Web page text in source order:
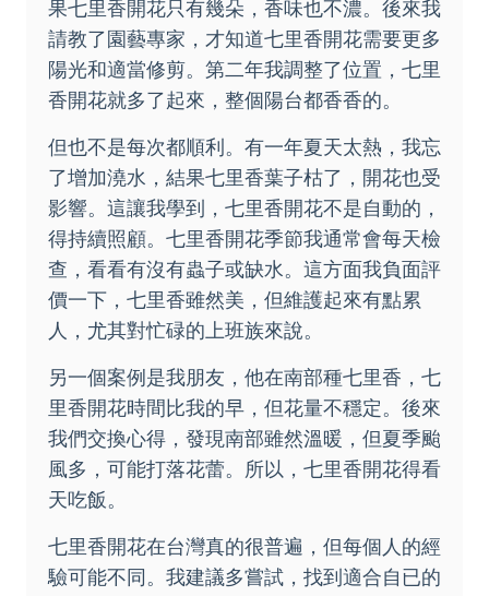
果七里香開花只有幾朵，香味也不濃。後來我
請教了園藝專家，才知道七里香開花需要更多
陽光和適當修剪。第二年我調整了位置，七里
香開花就多了起來，整個陽台都香香的。
但也不是每次都順利。有一年夏天太熱，我忘
了增加澆水，結果七里香葉子枯了，開花也受
影響。這讓我學到，七里香開花不是自動的，
得持續照顧。七里香開花季節我通常會每天檢
查，看看有沒有蟲子或缺水。這方面我負面評
價一下，七里香雖然美，但維護起來有點累
人，尤其對忙碌的上班族來說。
另一個案例是我朋友，他在南部種七里香，七
里香開花時間比我的早，但花量不穩定。後來
我們交換心得，發現南部雖然溫暖，但夏季颱
風多，可能打落花蕾。所以，七里香開花得看
天吃飯。
七里香開花在台灣真的很普遍，但每個人的經
驗可能不同。我建議多嘗試，找到適合自已的